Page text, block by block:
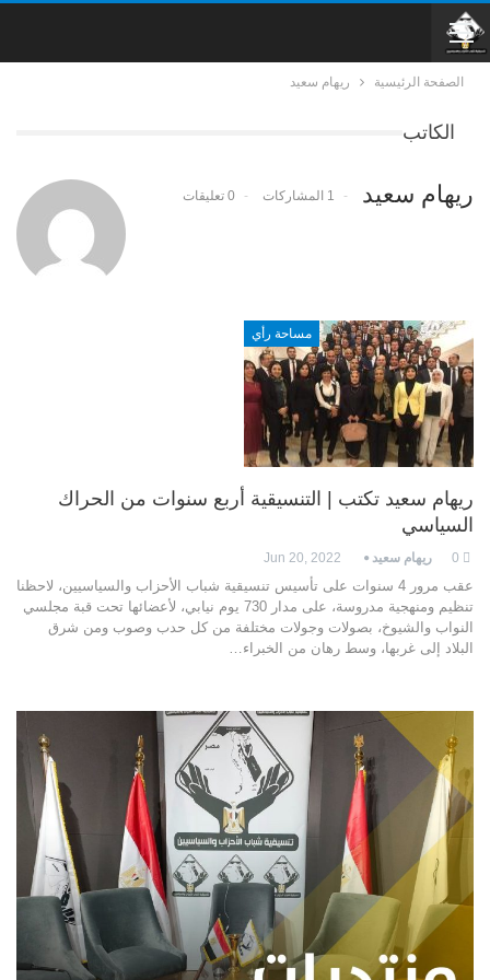
الصفحة الرئيسية ريهام سعيد
الكاتب
ريهام سعيد 1 المشاركات 0 تعليقات
مساحة رأي
ريهام سعيد تكتب | التنسيقية أربع سنوات من الحراك
السياسي
ريهام سعيد Jun 20, 2022
عقب مرور 4 سنوات على تأسيس تنسيقية شباب الأحزاب والسياسيين، لاحظنا
تنظيم ومنهجية مدروسة، على مدار 730 يوم نيابي، لأعضائها تحت قبة مجلسي
النواب والشيوخ، بصولات وجولات مختلفة من كل حدب وصوب ومن شرق
البلاد إلى غربها، وسط رهان من الخبراء…